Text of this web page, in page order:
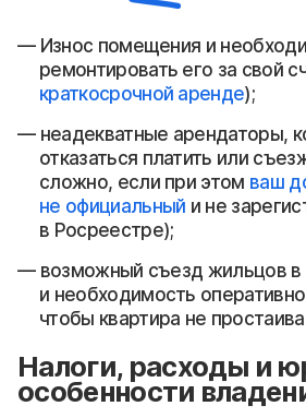
Износ помещения и
ремонтировать его за свой
краткосрочной аренде);
неадекватные арендаторы,
отказаться платить или
сложно, если при этом ваш
не официальный и не
в Росреестре);
возможный съезд жильцов
и необходимость
чтобы квартира не
Налоги, расходы и
особенности